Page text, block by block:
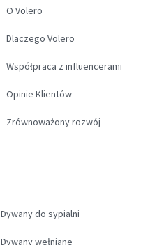
O Volero
Dlaczego Volero
Współpraca z influencerami
Opinie Klientów
Zrównoważony rozwój
Dywany do sypialni
Dywany wełniane